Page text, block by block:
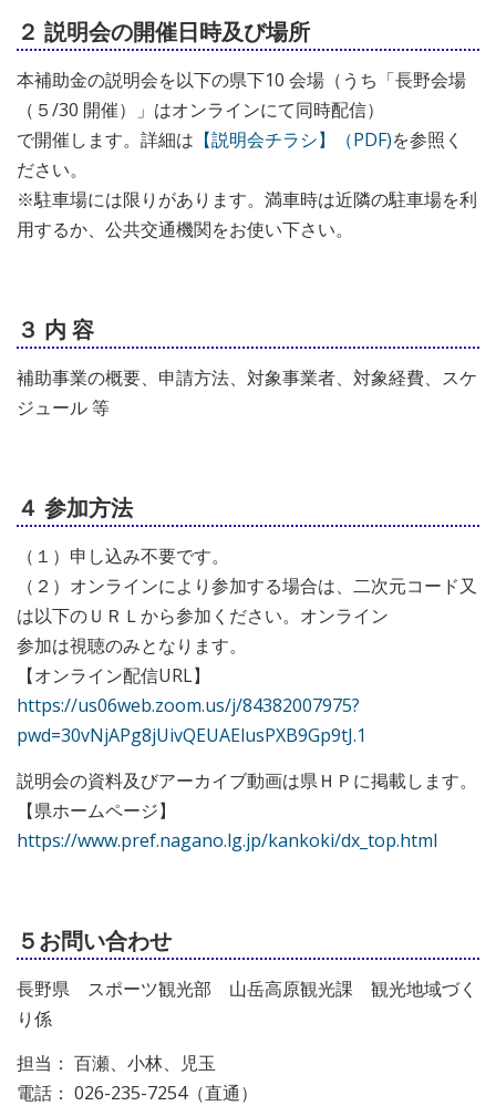
２ 説明会の開催日時及び場所
本補助金の説明会を以下の県下10 会場（うち「長野会場
（５/30 開催）」はオンラインにて同時配信）
で開催します。詳細は 【説明会チラシ】（PDF)を参照く
ださい。
※駐車場には限りがあります。満車時は近隣の駐車場を利
用するか、公共交通機関をお使い下さい。
３ 内 容
補助事業の概要、申請方法、対象事業者、対象経費、スケ
ジュール 等
４ 参加方法
（１）申し込み不要です。
（２）オンラインにより参加する場合は、二次元コード又
は以下のＵＲＬから参加ください。オンライン
参加は視聴のみとなります。
【オンライン配信URL】
https://us06web.zoom.us/j/84382007975?
pwd=30vNjAPg8jUivQEUAElusPXB9Gp9tJ.1
説明会の資料及びアーカイブ動画は県ＨＰに掲載します。
【県ホームページ】
https://www.pref.nagano.lg.jp/kankoki/dx_top.html
５お問い合わせ
長野県 スポーツ観光部 山岳高原観光課 観光地域づく
り係
担当： 百瀬、小林、児玉
電話： 026-235-7254（直通）